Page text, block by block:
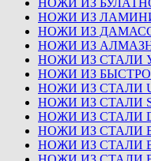
НОЖИ ИЗ
НОЖИ ИЗ
НОЖИ ИЗ
НОЖИ ИЗ СТАЛИ
НОЖИ ИЗ
НОЖИ ИЗ СТАЛИ
НОЖИ ИЗ СТАЛИ
НОЖИ ИЗ СТАЛИ
НОЖИ ИЗ СТАЛИ
НОЖИ ИЗ СТАЛИ